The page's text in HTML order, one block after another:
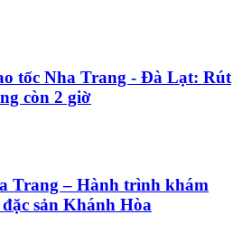
tốc Nha Trang - Đà Lạt: Rút
còn 2 giờ
Trang – Hành trình khám
sản Khánh Hòa